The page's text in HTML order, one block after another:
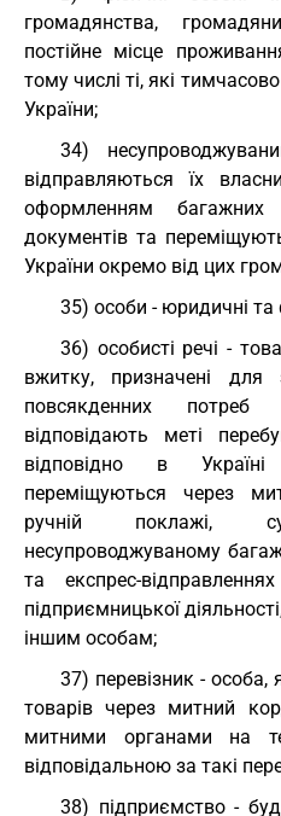
громадянства,
постійне місце
тому числі ті, які
України;
34)
відправляються їх
оформленням багажних
документів та
України окремо від цих
35) особи - юридичні та
36) особисті речі -
вжитку, призначені для
повсякденних
відповідають меті
відповідно в
переміщуються через
ручній поклажі,
несупроводжуваному
та експрес-
підприємницької
іншим особам;
37) перевізник - особа,
товарів через митний
митними органами на
відповідальною за такі
38) підприємство -